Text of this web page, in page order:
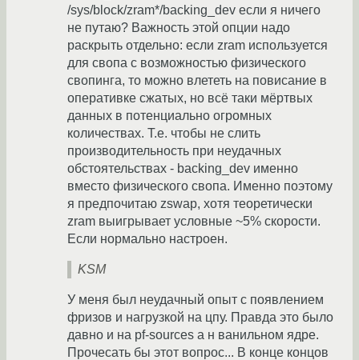
/sys/block/zram*/backing_dev если я ничего
не путаю? Важность этой опции надо
раскрыть отдельно: если zram используется
для свопа с возможностью физического
свопинга, то можно влететь на повисание в
оперативке сжатых, но всё таки мёртвых
данных в потенциально огромных
количествах. Т.е. чтобы не слить
производительность при неудачных
обстоятельствах - backing_dev именно
вместо физического свопа. Именно поэтому
я предпочитаю zswap, хотя теоретически
zram выигрывает условные ~5% скорости.
Если нормально настроен.
KSM
У меня был неудачный опыт с появлением
фризов и нагрузкой на цпу. Правда это было
давно и на pf-sources а н ванильном ядре.
Прочесать бы этот вопрос... В конце концов